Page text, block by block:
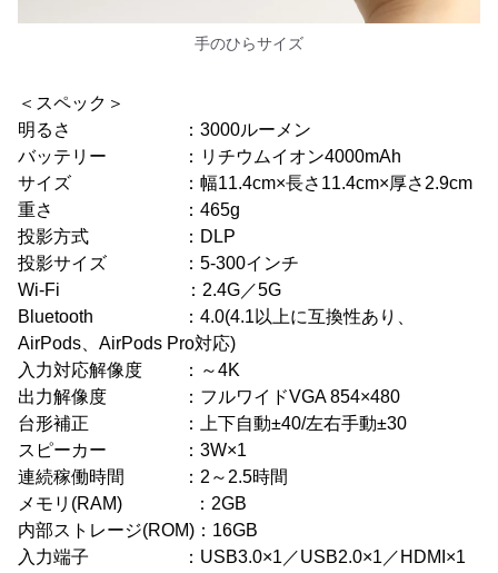
手のひらサイズ
＜スペック＞
明るさ ：3000ルーメン
バッテリー ：リチウムイオン4000mAh
サイズ ：幅11.4cm×長さ11.4cm×厚さ2.9cm
重さ ：465g
投影方式 ：DLP
投影サイズ ：5-300インチ
Wi-Fi ：2.4G／5G
Bluetooth ：4.0(4.1以上に互換性あり、
AirPods、AirPods Pro対応)
入力対応解像度 ：～4K
出力解像度 ：フルワイドVGA 854×480
台形補正 ：上下自動±40/左右手動±30
スピーカー ：3W×1
連続稼働時間 ：2～2.5時間
メモリ(RAM) ：2GB
内部ストレージ(ROM)：16GB
入力端子 ：USB3.0×1／USB2.0×1／HDMI×1